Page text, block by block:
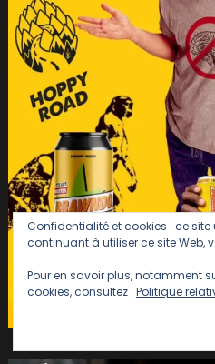
Confidentialité et cookies : ce site
continuant à utiliser ce site Web,
Pour en savoir plus, notamment
cookies, consultez : Politique